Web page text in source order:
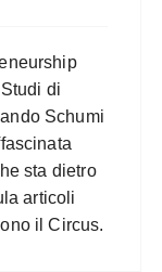
di
Schumi
sta dietro
articoli
il Circus.